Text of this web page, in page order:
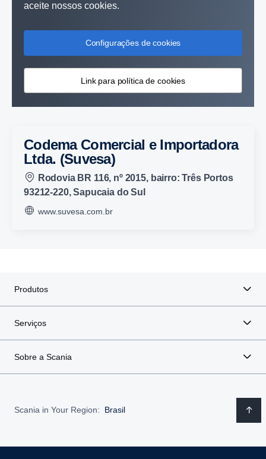
aceite nossos cookies.
Configurações de cookies
Link para política de cookies
Codema Comercial e Importadora
Ltda. (Suvesa)
Rodovia BR 116, nº 2015, bairro: Três Portos
93212-220, Sapucaia do Sul
www.suvesa.com.br
Produtos
Serviços
Sobre a Scania
Scania in Your Region: Brasil